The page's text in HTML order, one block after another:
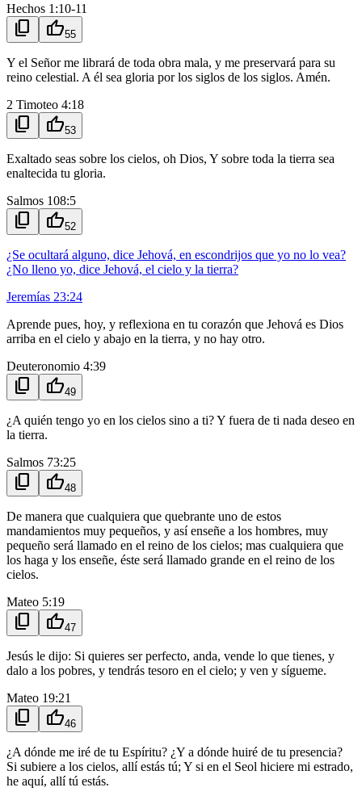
Hechos 1:10-11
content_copy thumb_up55
Y el Señor me librará de toda obra mala, y me preservará para su
reino celestial. A él sea gloria por los siglos de los siglos. Amén.
2 Timoteo 4:18
content_copy thumb_up53
Exaltado seas sobre los cielos, oh Dios, Y sobre toda la tierra sea
enaltecida tu gloria.
Salmos 108:5
content_copy thumb_up52
¿Se ocultará alguno, dice Jehová, en escondrijos que yo no lo vea?
¿No lleno yo, dice Jehová, el cielo y la tierra?
Jeremías 23:24
Aprende pues, hoy, y reflexiona en tu corazón que Jehová es Dios
arriba en el cielo y abajo en la tierra, y no hay otro.
Deuteronomio 4:39
content_copy thumb_up49
¿A quién tengo yo en los cielos sino a ti? Y fuera de ti nada deseo en
la tierra.
Salmos 73:25
content_copy thumb_up48
De manera que cualquiera que quebrante uno de estos
mandamientos muy pequeños, y así enseñe a los hombres, muy
pequeño será llamado en el reino de los cielos; mas cualquiera que
los haga y los enseñe, éste será llamado grande en el reino de los
cielos.
Mateo 5:19
content_copy thumb_up47
Jesús le dijo: Si quieres ser perfecto, anda, vende lo que tienes, y
dalo a los pobres, y tendrás tesoro en el cielo; y ven y sígueme.
Mateo 19:21
content_copy thumb_up46
¿A dónde me iré de tu Espíritu? ¿Y a dónde huiré de tu presencia?
Si subiere a los cielos, allí estás tú; Y si en el Seol hiciere mi estrado,
he aquí, allí tú estás.